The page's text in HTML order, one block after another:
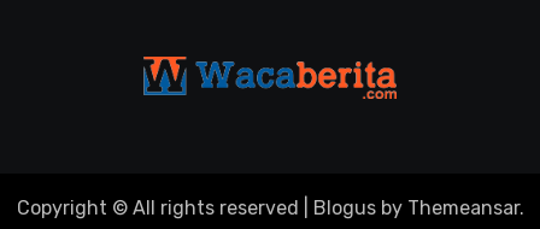
Copyright © All rights reserved Blogusby Themeansar.